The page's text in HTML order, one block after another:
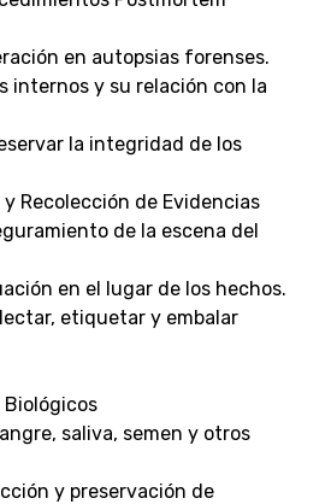
en autopsias forenses.
internos y su relación con la
la integridad de los
Recolección de Evidencias
de la escena del
en el lugar de los hechos.
etiquetar y embalar
saliva, semen y otros
y preservación de